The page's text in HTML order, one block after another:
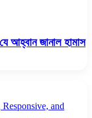
আহ্বান জানাল হামাস
and